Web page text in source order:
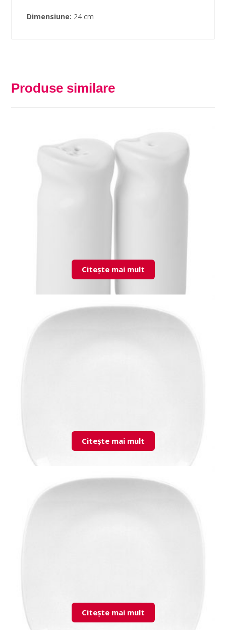
Dimensiune: 24 cm
Produse similare
Citește mai mult
Citește mai mult
Citește mai mult